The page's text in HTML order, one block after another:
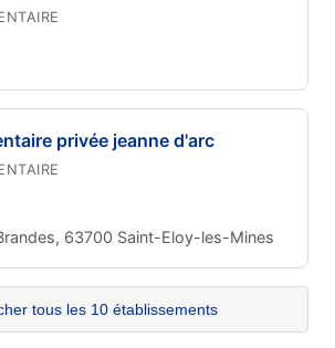
privée jeanne d'arc
63700 Saint-Eloy-les-Mines
tous les 10 établissements